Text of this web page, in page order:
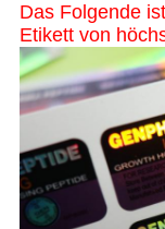
Das Folgende
Etikett von